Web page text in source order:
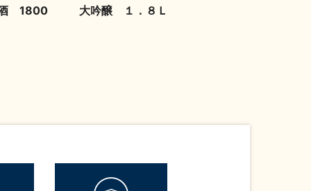
酒 1800 大吟醸 １．８Ｌ